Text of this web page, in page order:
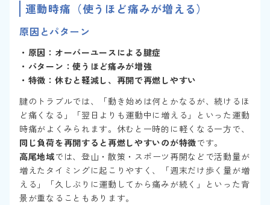
運動時痛（使うほど痛みが増える）
原因とパターン
・原因：オーバーユースによる腱症
・パターン：使うほど痛みが増強
・特徴：休むと軽減し、再開で再燃しやすい
腱のトラブルでは、「動き始めは何とかなるが、続けるほ
ど痛くなる」「翌日よりも運動中に増える」といった運動
時痛がよくみられます。休むと一時的に軽くなる一方で、
同じ負荷を再開すると再燃しやすいのが特徴です。
高尾地域では、登山・散策・スポーツ再開などで活動量が
増えたタイミングに起こりやすく、「週末だけ歩く量が増
える」「久しぶりに運動してから痛みが続く」といった背
景が重なることもあります。